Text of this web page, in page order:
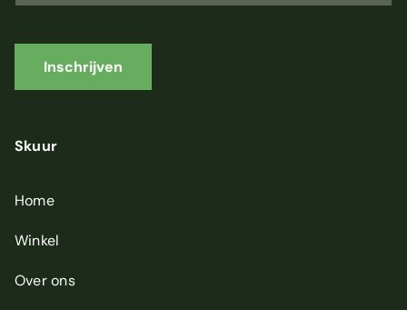
-
a
l
r
e
Inschrijven
Skuur
Home
Winkel
Over ons